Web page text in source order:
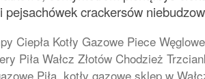
pejsachówek crackersów
Ciepła Kotły Gazowe Piece
Piła Wałcz Złotów Chodzież
Piła, kotły gazowe sklep w